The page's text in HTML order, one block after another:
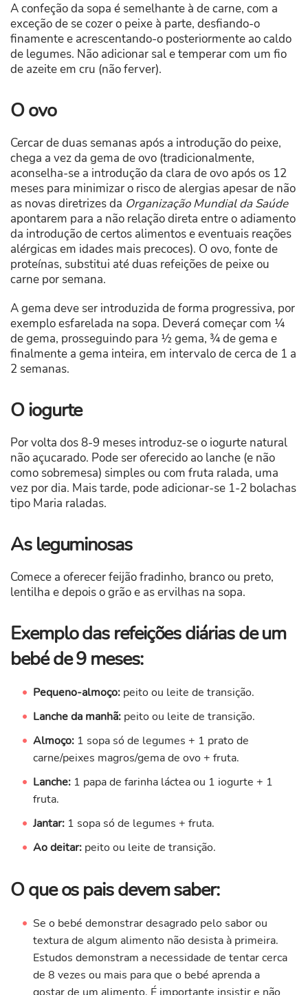
A confeção da sopa é semelhante à de carne, com a
exceção de se cozer o peixe à parte, desfiando-o
finamente e acrescentando-o posteriormente ao caldo
de legumes. Não adicionar sal e temperar com um fio
de azeite em cru (não ferver).
O ovo
Cercar de duas semanas após a introdução do peixe,
chega a vez da gema de ovo (tradicionalmente,
aconselha-se a introdução da clara de ovo após os 12
meses para minimizar o risco de alergias apesar de não
as novas diretrizes da Organização Mundial da Saúde
apontarem para a não relação direta entre o adiamento
da introdução de certos alimentos e eventuais reações
alérgicas em idades mais precoces). O ovo, fonte de
proteínas, substitui até duas refeições de peixe ou
carne por semana.
A gema deve ser introduzida de forma progressiva, por
exemplo esfarelada na sopa. Deverá começar com ¼
de gema, prosseguindo para ½ gema, ¾ de gema e
finalmente a gema inteira, em intervalo de cerca de 1 a
2 semanas.
O iogurte
Por volta dos 8-9 meses introduz-se o iogurte natural
não açucarado. Pode ser oferecido ao lanche (e não
como sobremesa) simples ou com fruta ralada, uma
vez por dia. Mais tarde, pode adicionar-se 1-2 bolachas
tipo Maria raladas.
As leguminosas
Comece a oferecer feijão fradinho, branco ou preto,
lentilha e depois o grão e as ervilhas na sopa.
Exemplo das refeições diárias de um
bebé de 9 meses:
Pequeno-almoço:peito ou leite de transição.
Lanche da manhã:peito ou leite de transição.
Almoço:1 sopa só de legumes + 1 prato de
carne/peixes magros/gema de ovo + fruta.
Lanche:1 papa de farinha láctea ou 1 iogurte + 1
fruta.
Jantar:1 sopa só de legumes + fruta.
Ao deitar:peito ou leite de transição.
O que os pais devem saber:
Se o bebé demonstrar desagrado pelo sabor ou
textura de algum alimento não desista à primeira.
Estudos demonstram a necessidade de tentar cerca
de 8 vezes ou mais para que o bebé aprenda a